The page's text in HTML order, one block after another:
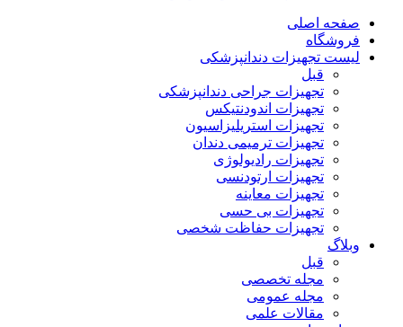
صفحه اصلی
فروشگاه
لیست تجهیزات دندانپزشکی
قبل
تجهیزات جراحی دندانپزشکی
تجهیزات اندودنتیکس
تجهیزات استریلیزاسیون
تجهیزات ترمیمی دندان
تجهیزات رادیولوژی
تجهیزات ارتودنسی
تجهیزات معاینه
تجهیزات بی حسی
تجهیزات حفاظت شخصی
وبلاگ
قبل
مجله تخصصی
مجله عمومی
مقالات علمی